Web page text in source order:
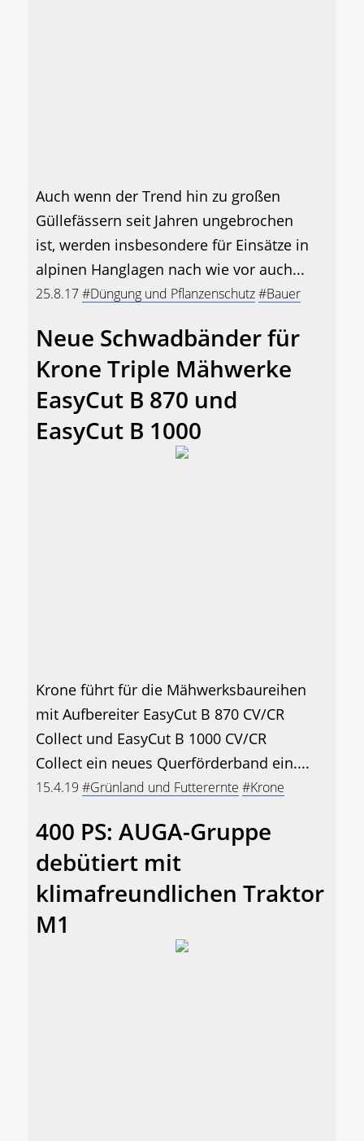
Auch wenn der Trend hin zu großen
Güllefässern seit Jahren ungebrochen
ist, werden insbesondere für Einsätze in
alpinen Hanglagen nach wie vor auch...
25.8.17#Düngung und Pflanzenschutz#Bauer
Neue Schwadbänder für
Krone Triple Mähwerke
EasyCut B 870 und
EasyCut B 1000
Krone führt für die Mähwerksbaureihen
mit Aufbereiter EasyCut B 870 CV/CR
Collect und EasyCut B 1000 CV/CR
Collect ein neues Querförderband ein....
15.4.19 #Grünland und Futterernte #Krone
400 PS: AUGA-Gruppe
debütiert mit
klimafreundlichen Traktor
M1